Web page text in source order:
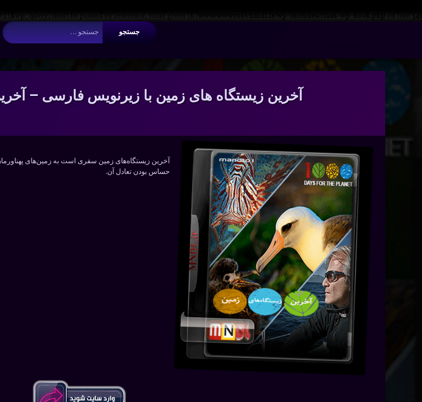
جستجو برای:
آخرین زیستگاه های زمین با زیرنویس فارسی –
آخرین زیستگاه‌های زمین سفری است به زمین‌های
حساس بودن تعادل آن.